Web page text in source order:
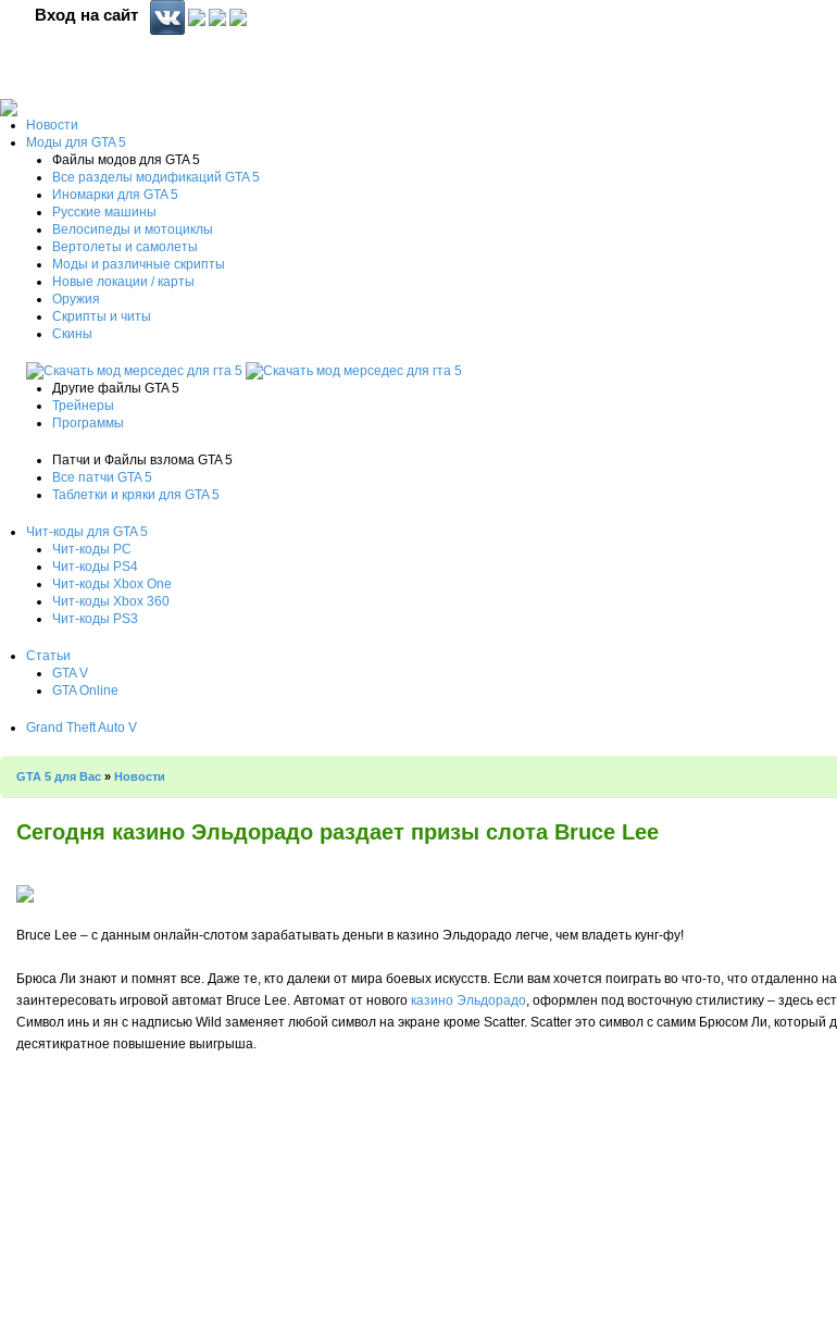
Вход на сайт
Новости
Моды для GTA 5
Файлы модов для GTA 5
Все разделы модификаций GTA 5
Иномарки для GTA 5
Русские машины
Велосипеды и мотоциклы
Вертолеты и самолеты
Моды и различные скрипты
Новые локации / карты
Оружия
Скрипты и читы
Скины
Другие файлы GTA 5
Трейнеры
Программы
Патчи и Файлы взлома GTA 5
Все патчи GTA 5
Таблетки и кряки для GTA 5
Чит-коды для GTA 5
Чит-коды PC
Чит-коды PS4
Чит-коды Xbox One
Чит-коды Xbox 360
Чит-коды PS3
Статьи
GTA V
GTA Online
Grand Theft Auto V
GTA 5 для Вас » Новости
Сегодня казино Эльдорадо раздает призы слота Bruce Lee
Bruce Lee – с данным онлайн-слотом зарабатывать деньги в казино Эльдорадо легче, чем владеть кунг-фу!
Брюса Ли знают и помнят все. Даже те, кто далеки от мира боевых искусств. Если вам хочется поиграть во что-то, что
заинтересовать игровой автомат Bruce Lee. Автомат от нового казино Эльдорадо, оформлен под восточную стилистику – здесь
Символ инь и ян с надписью Wild заменяет любой символ на экране кроме Scatter. Scatter это символ с самим Брюсом Ли, который
десятикратное повышение выигрыша.